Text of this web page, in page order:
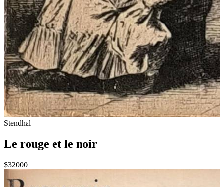
Stendhal
Le rouge et le noir
$32000